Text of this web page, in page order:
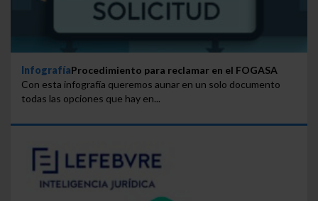
InfografíaProcedimiento para reclamar en el FOGASA
Con esta infografía queremos aunar en un solo documento
todas las opciones que hay en...